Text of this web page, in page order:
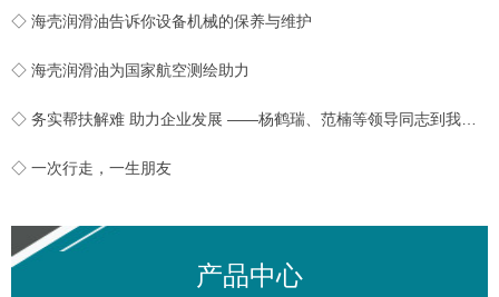
产品中心
◇ 海壳润滑油告诉你设备机械的保养与维护
◇ 海壳润滑油为国家航空测绘助力
◇ 一次行走，一生朋友